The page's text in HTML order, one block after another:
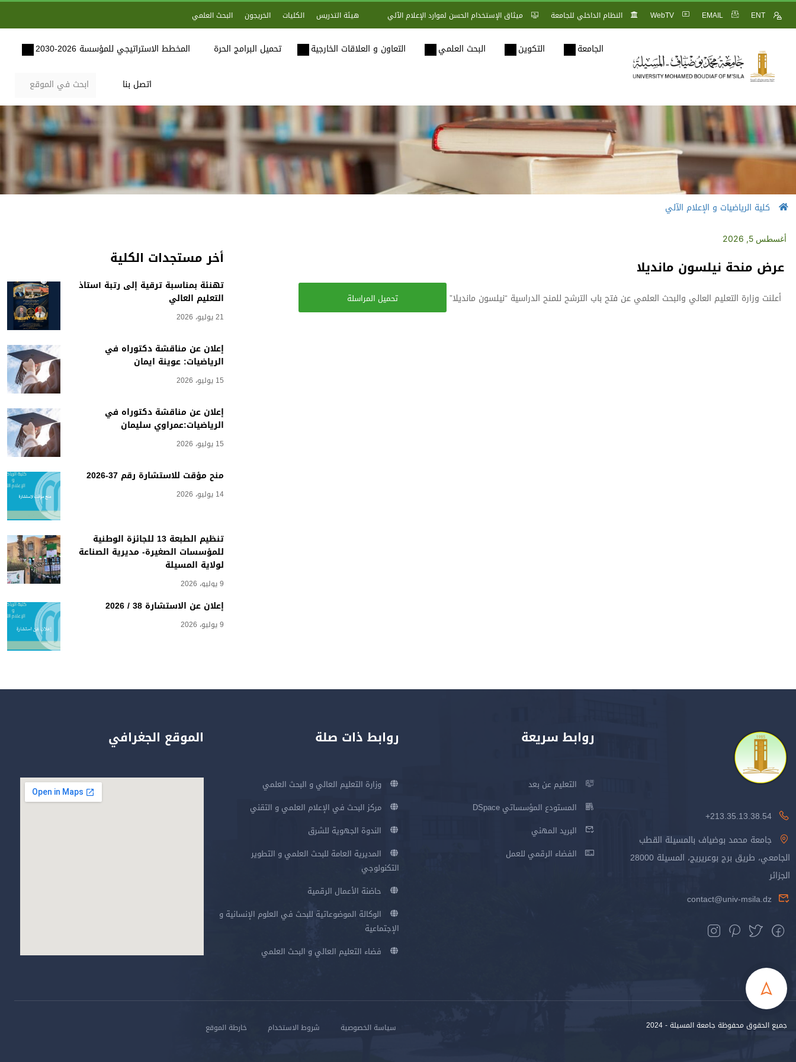
ENT
EMAIL
WebTV النظام الداخلي للجامعة ميثاق الإستخدام الحسن لموارد الإعلام الآلي هيئة التدريس الكليات الخريجون البحث العلمي
الجامعة التكوين البحث العلمي التعاون و العلاقات الخارجية تحميل البرامج الحرة المخطط الاستراتيجي للمؤسسة 2026-2030
اتصل بنا
كلية الرياضيات و الإعلام الآلي
أخر مستجدات الكلية
تهنئة بمناسبة ترقية إلى رتبة أستاذ
التعليم العالي
21 يوليو، 2026
إعلان عن مناقشة دكتوراه في
الرياضيات: عوينة ايمان
15 يوليو، 2026
إعلان عن مناقشة دكتوراه في
الرياضيات:عمراوي سليمان
15 يوليو، 2026
منح مؤقت للاستشارة رقم 37-2026
14 يوليو، 2026
تنظيم الطبعة 13 للجائزة الوطنية
للمؤسسات الصغيرة- مديرية الصناعة
لولاية المسيلة
9 يوليو، 2026
إعلان عن الاستشارة 38 / 2026
9 يوليو، 2026
أغسطس 5, 2026
عرض منحة نيلسون مانديلا
أعلنت وزارة التعليم العالي والبحث العلمي عن فتح باب الترشح للمنح الدراسية “نيلسون مانديلا” تحميل المراسلة
213.35.13.38.54+
جامعة محمد بوضياف بالمسيلة القطب
الجامعي، طريق برج بوعريريج، المسيلة 28000
الجزائر
contact@univ-msila.dz
روابط سريعة
التعليم عن بعد
المستودع المؤسساتي DSpace
البريد المهني
الفضاء الرقمي للعمل
روابط ذات صلة
وزارة التعليم العالي و البحث العلمي
مركز البحث في الإعلام العلمي و التقني
الندوة الجهوية للشرق
المديرية العامة للبحث العلمي و التطوير
التكنولوجي
حاضنة الأعمال الرقمية
الوكالة الموضوعاتية للبحث في العلوم الإنسانية و
الإجتماعية
فضاء التعليم العالي و البحث العلمي
الموقع الجغرافي
جميع الحقوق محفوظة جامعة المسيلة - 2024 سياسة الخصوصية شروط الاستخدام خارطة الموقع